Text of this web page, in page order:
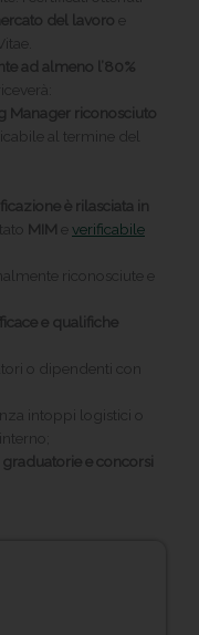
del lavoro e
ad almeno l’80%
riceverà:
Manager riconosciuto
al termine del
è rilasciata in
MIM e verificabile
riconosciute e
e qualifiche
o dipendenti con
intoppi logistici o
e concorsi